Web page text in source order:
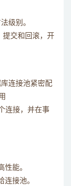
级别。
提交和回滚，开
连接池紧密配
连接，并在事
性能。
连接池。